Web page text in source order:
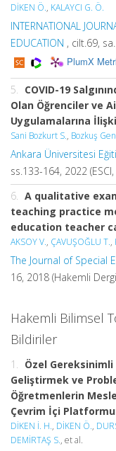
DİKEN Ö., KALAYCI G. Ö.
INTERNATIONAL
EDUCATION , cilt.69,
PlumX
5.
COVID-19
Olan Öğrenciler ve
Uygulamalarına
Sani Bozkurt S., Bozkuş
Ankara Üniversitesi
ss.133-164, 2022 (ESCI,
6. A qualitative
teaching practice
education teacher
AKSOY V., ÇAVUŞOĞLU T.,
The Journal of Special
16, 2018 (Hakemli
Hakemli Bilimsel
Bildiriler
1. Özel
Geliştirmek ve
Öğretmenlerin
Çevrim İçi
DİKEN İ. H., DİKEN Ö.,
DEMİRTAŞ S., et al.